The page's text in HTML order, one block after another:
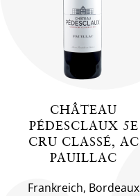
CHÂTEAU
PÉDESCLAUX 5E
CRU CLASSÉ, AC
PAUILLAC
Frankreich, Bordeaux